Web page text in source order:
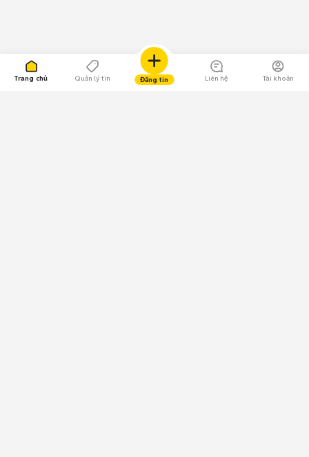
Trang chủ Quản lý tin Đăng tin Liên hệ Tài khoản